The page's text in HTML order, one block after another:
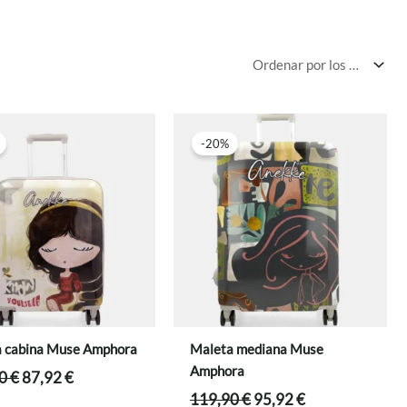
Muse Amphora
€El
87,92€El
-20%
Maleta mediana Muse
Amphora
119,90€El
95,92€El